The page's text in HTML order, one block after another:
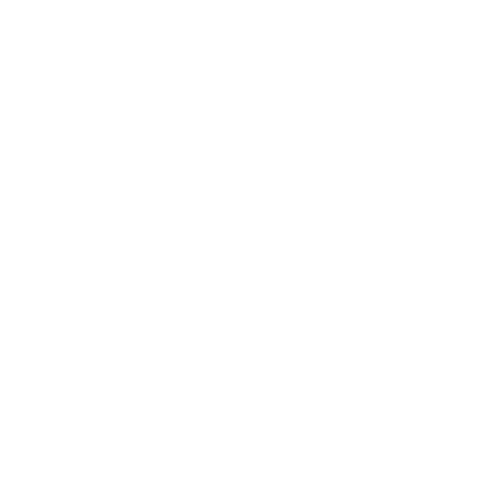
Behörde an. Wenn
Sie zusätzliche
wesentlich